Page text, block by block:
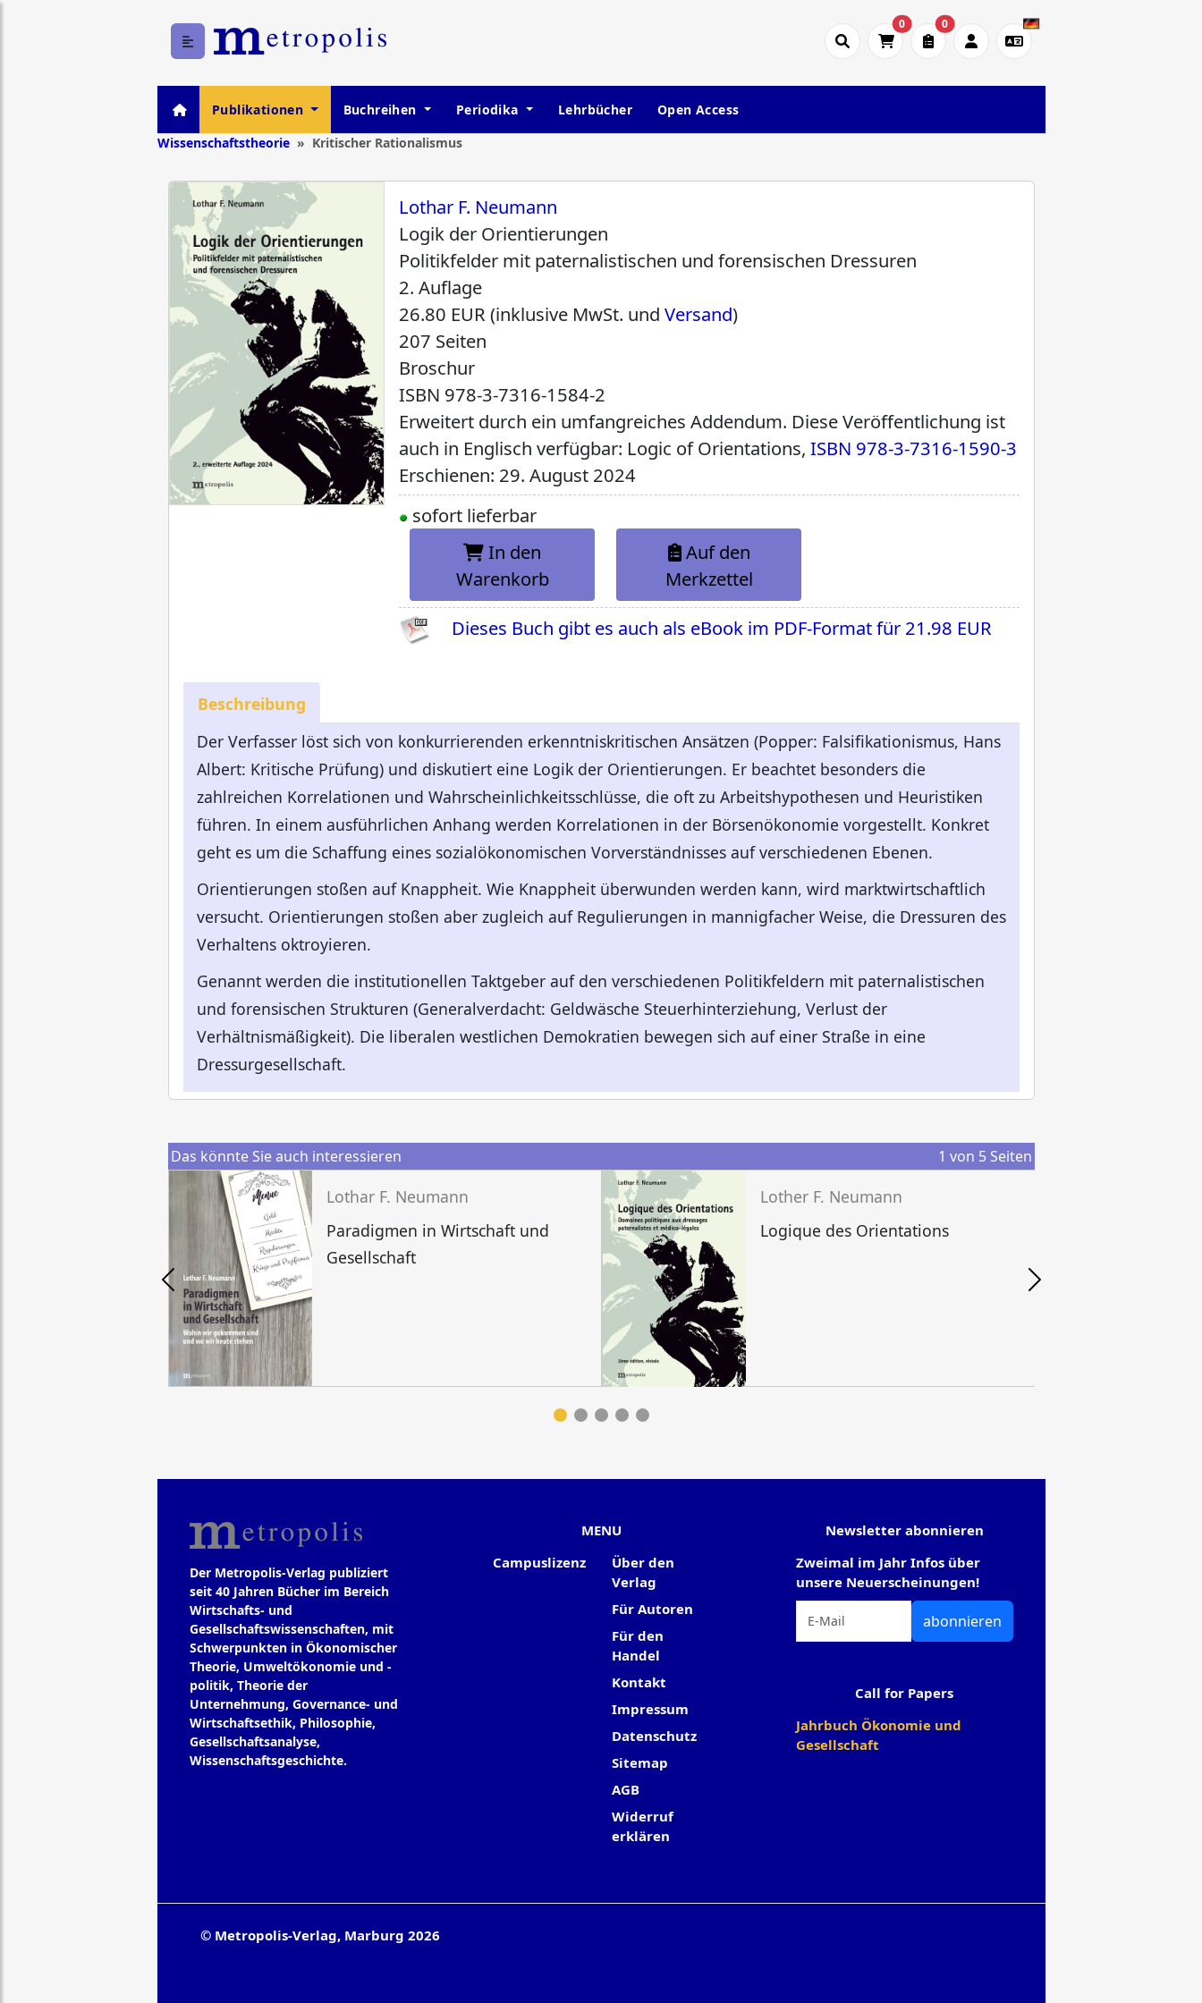
0 0
Publikationen Buchreihen Periodika Lehrbücher
Open Access
Wissenschaftstheorie
Kritischer Rationalismus
Lothar F. Neumann
Logik der Orientierungen
Politikfelder mit paternalistischen und forensischen Dressuren
2. Auflage
26.80 EUR (inklusive MwSt. undVersand)
207 Seiten
Broschur
ISBN 978-3-7316-1584-2
Erweitert durch ein umfangreiches Addendum. Diese Veröffentlichung ist
auch in Englisch verfügbar: Logic of Orientations,ISBN 978-3-7316-1590-3
Erschienen: 29. August 2024
sofort lieferbar
In den
Warenkorb
Auf den
Merkzettel
Dieses Buch gibt es auch als eBook im PDF-Format für 21.98 EUR
Beschreibung
Der Verfasser löst sich von konkurrierenden erkenntniskritischen Ansätzen (Popper: Falsifikationismus, Hans
Albert: Kritische Prüfung) und diskutiert eine Logik der Orientierungen. Er beachtet besonders die
zahlreichen Korrelationen und Wahrscheinlichkeitsschlüsse, die oft zu Arbeitshypothesen und Heuristiken
führen. In einem ausführlichen Anhang werden Korrelationen in der Börsenökonomie vorgestellt. Konkret
geht es um die Schaffung eines sozialökonomischen Vorverständnisses auf verschiedenen Ebenen.
Orientierungen stoßen auf Knappheit. Wie Knappheit überwunden werden kann, wird marktwirtschaftlich
versucht. Orientierungen stoßen aber zugleich auf Regulierungen in mannigfacher Weise, die Dressuren des
Verhaltens oktroyieren.
Genannt werden die institutionellen Taktgeber auf den verschiedenen Politikfeldern mit paternalistischen
und forensischen Strukturen (Generalverdacht: Geldwäsche Steuerhinterziehung, Verlust der
Verhältnismäßigkeit). Die liberalen westlichen Demokratien bewegen sich auf einer Straße in eine
Dressurgesellschaft.
Das könnte Sie auch interessieren 1 von 5Seiten
Lothar F. Neumann
Paradigmen in Wirtschaft und
Gesellschaft
Lother F. Neumann
Logique des Orientations
Der Metropolis-Verlag publiziert
seit 40 Jahren Bücher im Bereich
Wirtschafts- und
Gesellschaftswissenschaften, mit
Schwerpunkten in Ökonomischer
Theorie, Umweltökonomie und -
politik, Theorie der
Unternehmung, Governance- und
Wirtschaftsethik, Philosophie,
Gesellschaftsanalyse,
Wissenschaftsgeschichte.
MENU
Campuslizenz
Über den
Verlag
Für Autoren
Für den
Handel
Kontakt
Impressum
Datenschutz
Sitemap
AGB
Widerruf
erklären
Newsletter abonnieren
Zweimal im Jahr Infos über
unsere Neuerscheinungen!
abonnieren
Call for Papers
Jahrbuch Ökonomie und
Gesellschaft
© Metropolis-Verlag, Marburg 2026